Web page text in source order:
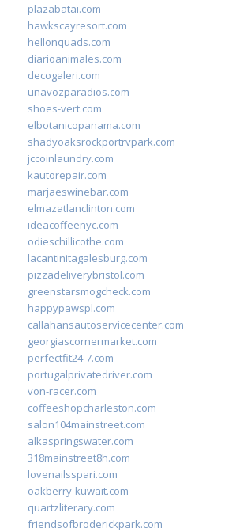
plazabatai.com
hawkscayresort.com
hellonquads.com
diarioanimales.com
decogaleri.com
unavozparadios.com
shoes-vert.com
elbotanicopanama.com
shadyoaksrockportrvpark.com
jccoinlaundry.com
kautorepair.com
marjaeswinebar.com
elmazatlanclinton.com
ideacoffeenyc.com
odieschillicothe.com
lacantinitagalesburg.com
pizzadeliverybristol.com
greenstarsmogcheck.com
happypawspl.com
callahansautoservicecenter.com
georgiascornermarket.com
perfectfit24-7.com
portugalprivatedriver.com
von-racer.com
coffeeshopcharleston.com
salon104mainstreet.com
alkaspringswater.com
318mainstreet8h.com
lovenailsspari.com
oakberry-kuwait.com
quartzliterary.com
friendsofbroderickpark.com